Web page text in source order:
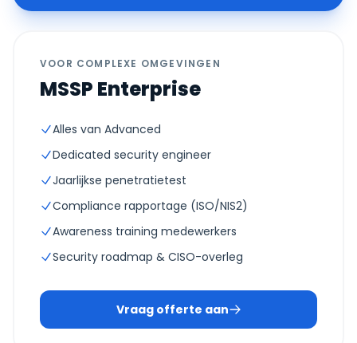
VOOR COMPLEXE OMGEVINGEN
MSSP Enterprise
Alles van Advanced
Dedicated security engineer
Jaarlijkse penetratietest
Compliance rapportage (ISO/NIS2)
Awareness training medewerkers
Security roadmap & CISO-overleg
Vraag offerte aan